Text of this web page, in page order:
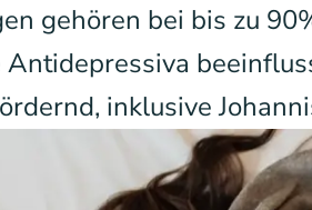
gehören bei bis zu
inklusive